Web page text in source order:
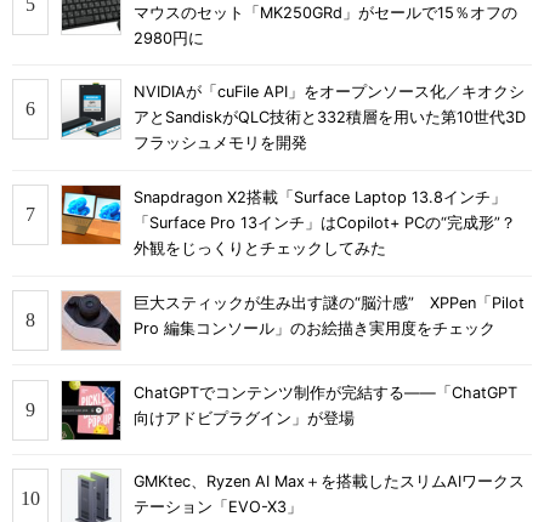
マウスのセット「MK250GRd」がセールで15％オフの
2980円に
NVIDIAが「cuFile API」をオープンソース化／キオクシ
アとSandiskがQLC技術と332積層を用いた第10世代3D
フラッシュメモリを開発
Snapdragon X2搭載「Surface Laptop 13.8インチ」
「Surface Pro 13インチ」はCopilot+ PCの“完成形”？
外観をじっくりとチェックしてみた
巨大スティックが生み出す謎の“脳汁感” XPPen「Pilot
Pro 編集コンソール」のお絵描き実用度をチェック
ChatGPTでコンテンツ制作が完結する――「ChatGPT
向けアドビプラグイン」が登場
GMKtec、Ryzen AI Max＋を搭載したスリムAIワークス
テーション「EVO-X3」